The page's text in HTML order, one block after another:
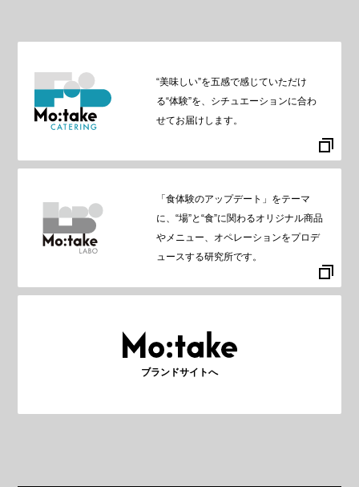
“美味しい”を五感で感じていただけ
る“体験”を、シチュエーションに合わ
せてお届けします。
「食体験のアップデート」をテーマ
に、“場”と“食”に関わるオリジナル商品
やメニュー、オペレーションをプロデ
ュースする研究所です。
ブランドサイトへ